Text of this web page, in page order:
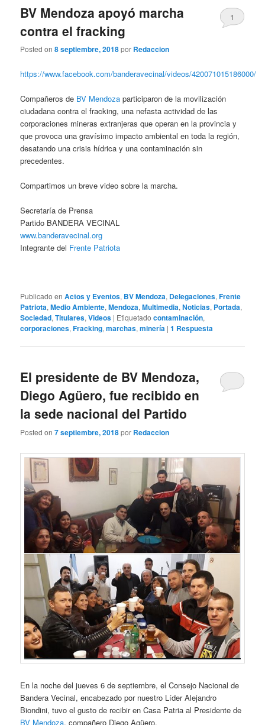
BV Mendoza apoyó marcha
contra el fracking
Posted on8 septiembre, 2018por Redaccion
1
https://www.facebook.com/banderavecinal/videos/420071015186000/
Compañeros de BV Mendoza participaron de la movilización
ciudadana contra el fracking, una nefasta actividad de las
corporaciones mineras extranjeras que operan en la provincia y
que provoca una gravísimo impacto ambiental en toda la región,
desatando una crisis hídrica y una contaminación sin
precedentes.
Compartimos un breve video sobre la marcha.
Secretaría de Prensa
Partido BANDERA VECINAL
www.banderavecinal.org
Integrante del Frente Patriota
Publicado en Actos y Eventos, BV Mendoza, Delegaciones,Frente
Patriota,Medio Ambiente,Mendoza,Multimedia,Noticias, Portada,
Sociedad,Titulares,Videos | Etiquetado contaminación,
corporaciones,Fracking,marchas,minería |1 Respuesta
El presidente de BV Mendoza,
Diego Agüero, fue recibido en
la sede nacional del Partido
Posted on7 septiembre, 2018por Redaccion
En la noche del jueves 6 de septiembre, el Consejo Nacional de
Bandera Vecinal, encabezado por nuestro Líder Alejandro
Biondini, tuvo el gusto de recibir en Casa Patria al Presidente de
BV Mendoza, compañero Diego Agüero.